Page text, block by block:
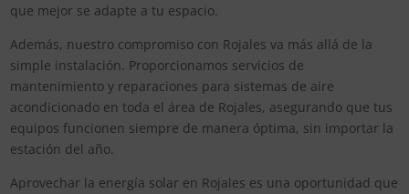
que mejor se adapte a tu espacio.
Además, nuestro compromiso con Rojales va más allá de la
simple instalación. Proporcionamos servicios de
mantenimiento y reparaciones para sistemas de aire
acondicionado en toda el área de Rojales, asegurando que tus
equipos funcionen siempre de manera óptima, sin importar la
estación del año.
Aprovechar la energía solar en Rojales es una oportunidad que